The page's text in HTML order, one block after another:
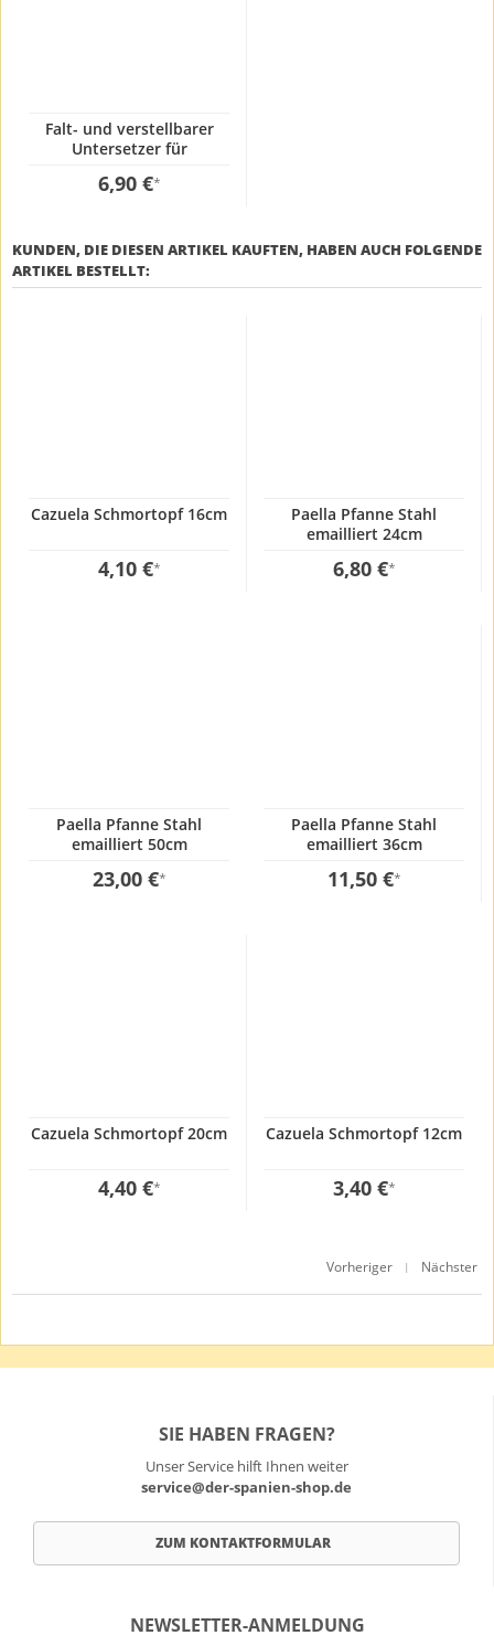
Falt- und verstellbarer
Untersetzer für
Pfannen
6,90 €*
KUNDEN, DIE DIESEN ARTIKEL KAUFTEN, HABEN AUCH FOLGENDE
ARTIKEL BESTELLT:
Cazuela Schmortopf 16cm
4,10 €*
Paella Pfanne Stahl
emailliert 24cm
6,80 €*
Paella Pfanne Stahl
emailliert 50cm
23,00 €*
Paella Pfanne Stahl
emailliert 36cm
11,50 €*
Cazuela Schmortopf 20cm
4,40 €*
Cazuela Schmortopf 12cm
3,40 €*
Vorheriger | Nächster
SIE HABEN FRAGEN?
Unser Service hilft Ihnen weiter
service@der-spanien-shop.de
ZUM KONTAKTFORMULAR
NEWSLETTER-ANMELDUNG